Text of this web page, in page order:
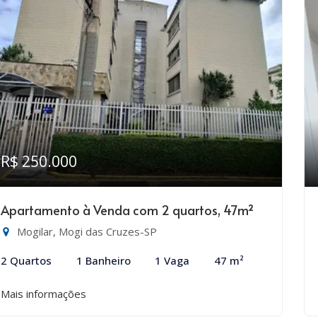
R$ 250.000
Apartamento à Venda com 2 quartos, 47m²
Mogilar, Mogi das Cruzes-SP
2 Quartos 1 Banheiro 1 Vaga 47 m²
Mais informações